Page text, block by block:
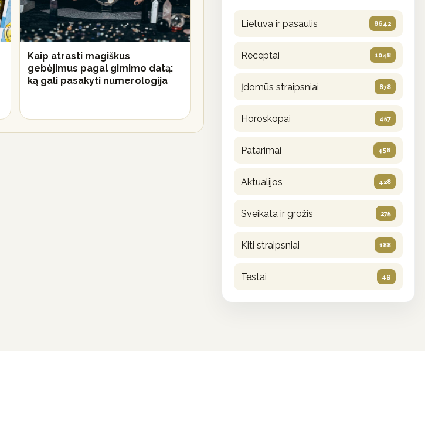
Kaip atrasti magiškus
gebėjimus pagal gimimo datą:
ką gali pasakyti numerologija
Lietuva ir pasaulis 8642
Receptai 1048
Įdomūs straipsniai 878
Horoskopai 457
Patarimai 456
Aktualijos 428
Sveikata ir grožis 275
Kiti straipsniai 188
Testai 49